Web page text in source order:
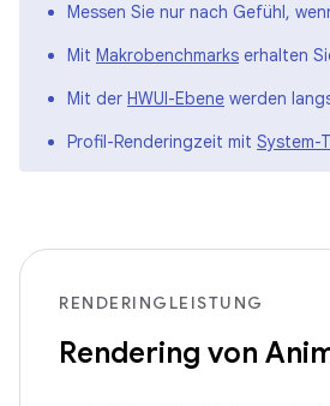
Messen Sie nur nach Gefühl,
Mit Makrobenchmarks erhalten
Mit der HWUI-Ebene werden
Profil-Renderingzeit mit System-
RENDERINGLEISTUNG
Rendering von